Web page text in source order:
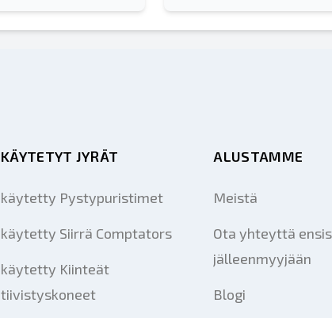
KÄYTETYT JYRÄT
käytetty Pystypuristimet
käytetty Siirrä Comptators
käytetty Kiinteät
tiivistyskoneet
ALUSTAMME
Meistä
Ota yhteyttä
jälleenmyyjään
Blogi